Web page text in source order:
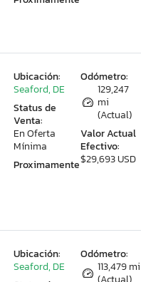
Odómetro:
129,247
mi
(Actual)
Valor Actual
Efectivo:
$29,693 USD
Ubicación:
Seaford, DE
Status de
Venta:
En Oferta
Mínima
Proximamente
Odómetro:
113,479 mi
Ubicación:
Seaford, DE